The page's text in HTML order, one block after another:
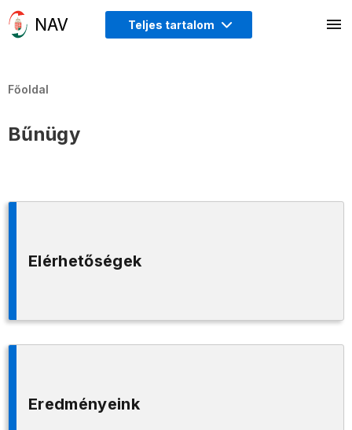
Teljes tartalom
Főoldal
Bűnügy
Elérhetőségek
Eredményeink